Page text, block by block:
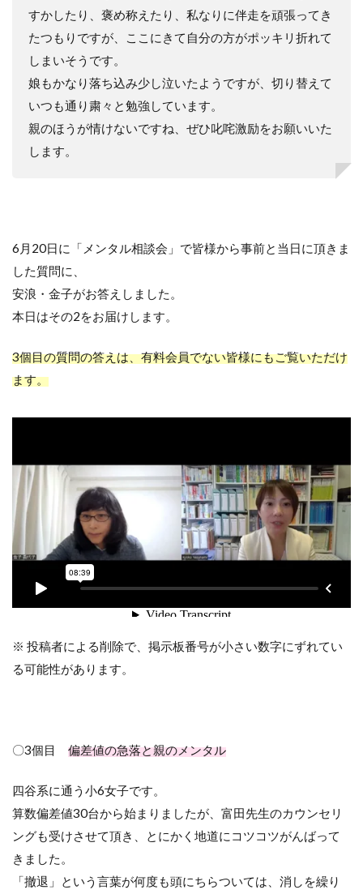
すかしたり、褒め称えたり、私なりに伴走を頑張ってき
たつもりですが、ここにきて自分の方がポッキリ折れて
しまいそうです。
娘もかなり落ち込み少し泣いたようですが、切り替えて
いつも通り粛々と勉強しています。
親のほうが情けないですね、ぜひ叱咤激励をお願いいた
します。
6月20日に「メンタル相談会」で皆様から事前と当日に頂きま
した質問に、
安浪・金子がお答えしました。
本日はその2をお届けします。
3個目の質問の答えは、有料会員でない皆様にもご覧いただけ
ます。
※ 投稿者による削除で、掲示板番号が小さい数字にずれてい
る可能性があります。
〇3個目 偏差値の急落と親のメンタル
四谷系に通う小6女子です。
算数偏差値30台から始まりましたが、富田先生のカウンセリ
ングも受けさせて頂き、とにかく地道にコツコツがんばって
きました。
「撤退」という言葉が何度も頭にちらついては、消しを繰り